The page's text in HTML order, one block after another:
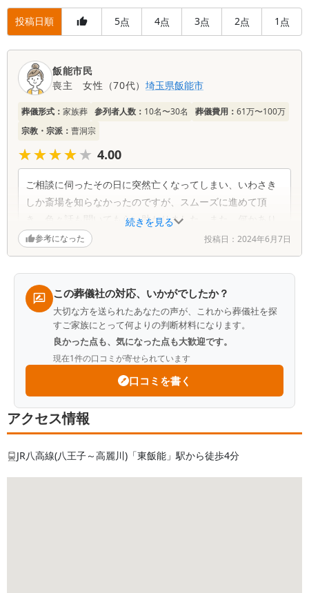
投稿日順 5点 4点 3点 2点 1 点
口
続きを見る
飯能市民
喪主
女性 （70代）埼玉県飯能市
葬儀形式： 家族葬 参列者人数： 10名〜30名 葬儀費用： 61万〜100万
宗教・宗派： 曹洞宗
★★★★★
★★★★★ 4.00
ご相談に伺ったその日に突然亡くなってしまい、いわさき
しか斎場を知らなかったのですが、スムーズに進めて頂
き、色々話も聞いてもらい助かりました。また、何かあり
ましたらご相談させて下さい。ありがとうございました。
参考になった 投稿日： 2024年6月7日
この葬儀社の対応、いかがでしたか？
大切な方を送られたあなたの声が、これから葬儀社を探
すご家族にとって何よりの判断材料になります。
良かった点も、気になった点も大歓迎です。
現在1件の口コミが寄せられています
口コミを書く
アクセス情報
JR八高線(八王子～高麗川)「東飯能」駅から徒歩4分